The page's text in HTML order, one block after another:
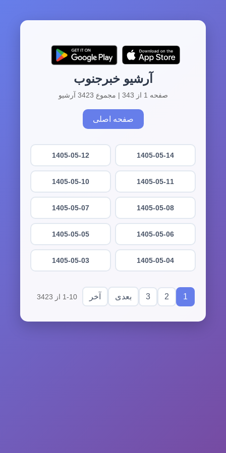
آرشیو خبرجنوب
صفحه 1 از 343 | مجموع 3423 آرشیو
صفحه اصلی
1405-05-14
1405-05-12
1405-05-11
1405-05-10
1405-05-08
1405-05-07
1405-05-06
1405-05-05
1405-05-04
1405-05-03
1
2
3 بعدی آخر 1-10 از 3423